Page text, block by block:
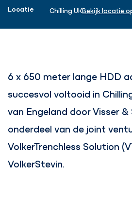
Projectinformatie
Locatie Chilling UKBekijk locatie
6 x 650 meter lange HDD
succesvol voltooid in
van Engeland door Visser
onderdeel van de joint
VolkerTrenchless Solution
VolkerStevin.